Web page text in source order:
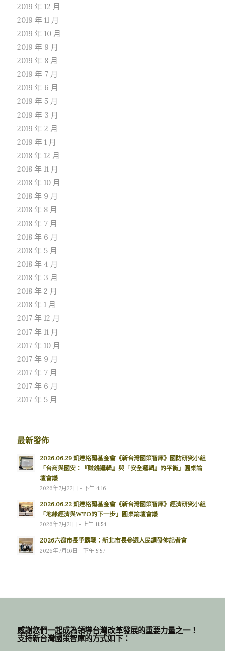
2019 年 12 月
2019 年 11 月
2019 年 10 月
2019 年 9 月
2019 年 8 月
2019 年 7 月
2019 年 6 月
2019 年 5 月
2019 年 3 月
2019 年 2 月
2019 年 1 月
2018 年 12 月
2018 年 11 月
2018 年 10 月
2018 年 9 月
2018 年 8 月
2018 年 7 月
2018 年 6 月
2018 年 5 月
2018 年 4 月
2018 年 3 月
2018 年 2 月
2018 年 1 月
2017 年 12 月
2017 年 11 月
2017 年 10 月
2017 年 9 月
2017 年 7 月
2017 年 6 月
2017 年 5 月
最新發佈
2026.06.29 凱達格蘭基金會《新台灣國策智庫》國防研究小組
「台商與國安：『賺錢邏輯』與『安全邏輯』的平衡」圓桌論
壇會議
2026年7月22日 - 下午 4:16
2026.06.22 凱達格蘭基金會《新台灣國策智庫》經濟研究小組
「地緣經濟與WTO的下一步」圓桌論壇會議
2026年7月21日 - 上午 11:54
2026六都市長爭霸戰：新北市長參選人民調發佈記者會
2026年7月16日 - 下午 5:57
感謝您們一起成為領導台灣改革發展的重要力量之一！
支持新台灣國策智庫的方式如下：